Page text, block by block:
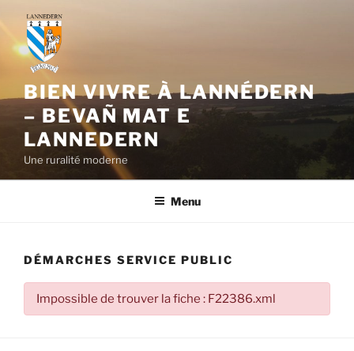
contenu
principal
BIEN VIVRE À LANNÉDERN
– BEVAÑ MAT E
LANNEDERN
Une ruralité moderne
Menu
DÉMARCHES SERVICE PUBLIC
Impossible de trouver la fiche : F22386.xml